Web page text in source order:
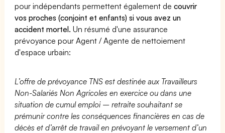
pour indépendants permettent également decouvrir
vos proches (conjoint et enfants) si vous avez un
accident mortel. Un résumé d'une assurance
prévoyance pour Agent / Agente de nettoiement
d'espace urbain:
L’offre de prévoyance TNS est destinée aux Travailleurs
Non-Salariés Non Agricoles en exercice ou dans une
situation de cumul emploi – retraite souhaitant se
prémunir contre les conséquences financières en cas de
décès et d’arrêt de travail en prévoyant le versement d’un